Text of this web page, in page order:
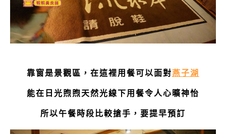
靠窗是景觀區，在這裡用餐可以面對燕子湖
能在日光煦煦天然光線下用餐令人心曠神怡
所以午餐時段比較搶手，要提早預訂